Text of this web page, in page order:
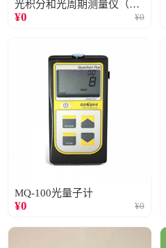
光积分和光周期测量仪（仅
阳光）
¥0 ¥0
MQ-100光量子计
¥0 ¥0